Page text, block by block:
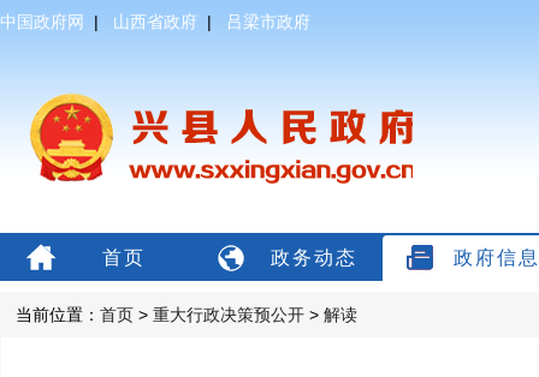
中国政府网 | 山西省政府 | 吕梁市政府
首页 政务动态 政府信
当前位置： 首页 > 重大行政决策预公开 > 解读